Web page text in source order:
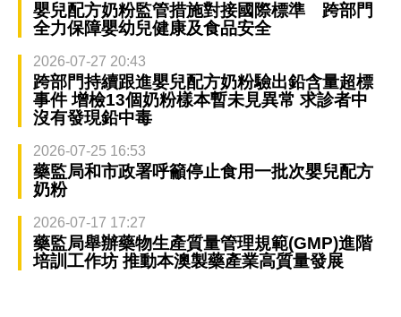
嬰兒配方奶粉監管措施對接國際標準 跨部門
全力保障嬰幼兒健康及食品安全
2026-07-27 20:43
跨部門持續跟進嬰兒配方奶粉驗出鉛含量超標
事件 增檢13個奶粉樣本暫未見異常 求診者中
沒有發現鉛中毒
2026-07-25 16:53
藥監局和市政署呼籲停止食用一批次嬰兒配方
奶粉
2026-07-17 17:27
藥監局舉辦藥物生產質量管理規範(GMP)進階
培訓工作坊 推動本澳製藥產業高質量發展